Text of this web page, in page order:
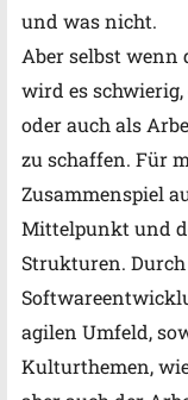
und was nicht.
Aber selbst wenn
wird es schwierig,
oder auch als
zu schaffen.Für
Zusammenspiel
Mittelpunkt und
Strukturen.
agilen Umfeld,
Kulturthemen,